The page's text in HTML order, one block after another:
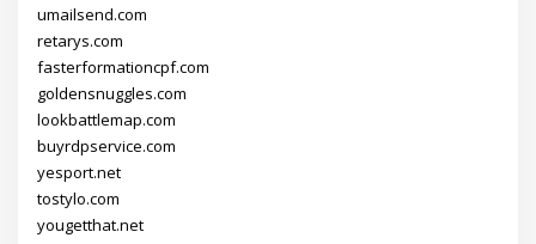
umailsend.com
retarys.com
fasterformationcpf.com
goldensnuggles.com
lookbattlemap.com
buyrdpservice.com
yesport.net
tostylo.com
yougetthat.net